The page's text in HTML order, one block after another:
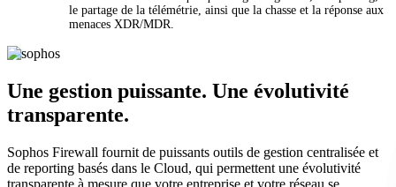
le partage de la télémétrie, ainsi que la chasse et la réponse aux
menaces XDR/MDR.
Une gestion puissante. Une évolutivité
transparente.
Sophos Firewall fournit de puissants outils de gestion centralisée et
de reporting basés dans le Cloud, qui permettent une évolutivité
transparente à mesure que votre entreprise et votre réseau se